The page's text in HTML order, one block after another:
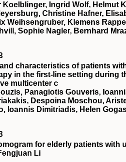
Ingrid Wolf, Helmut
Christine Hafner,
Weihsengruber, Klemens
Sophie Nagler, Bernhard
characteristics of patients
in the first-line setting during
multicenter c
Panagiotis Gouveris,
Despoina Moschou,
Ioannis Dimitriadis, Helen
for elderly patients with
Li